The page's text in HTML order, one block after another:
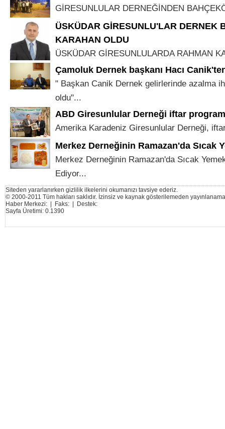
GİRESUNLULAR DERNEĞİNDEN
ÜSKÜDAR GİRESUNLU'LAR DERNEK
KARAHAN OLDU
ÜSKÜDAR GİRESUNLULARDA RAHMAN
Çamoluk Dernek başkanı Hacı
" Başkan Canik Dernek gelirlerinde azalma
oldu"...
ABD Giresunlular Derneği iftar
Amerika Karadeniz Giresunlular Derneği,
Merkez Derneğinin Ramazan'da Sıcak
Merkez Derneğinin Ramazan'da Sıcak
Ediyor...
Siteden yararlanırken gizlilik ilkelerini okumanızı tavsiye ederiz.
© 2000-2011 Tüm hakları saklıdır. İzinsiz ve kaynak gösterilemeden
Haber Merkezi: | Faks: | Destek:
Sayfa Üretimi: 0.1390